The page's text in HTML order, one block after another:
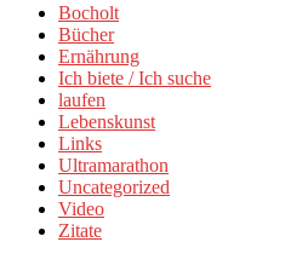
Bocholt
Bücher
Ernährung
Ich biete / Ich suche
laufen
Lebenskunst
Links
Ultramarathon
Uncategorized
Video
Zitate